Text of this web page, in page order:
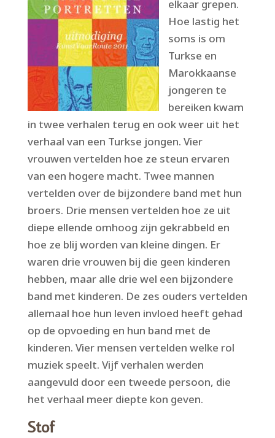
elkaar grepen.
Hoe lastig het
soms is om
Turkse en
Marokkaanse
jongeren te
bereiken kwam
in twee verhalen terug en ook weer uit het
verhaal van een Turkse jongen. Vier
vrouwen vertelden hoe ze steun ervaren
van een hogere macht. Twee mannen
vertelden over de bijzondere band met hun
broers. Drie mensen vertelden hoe ze uit
diepe ellende omhoog zijn gekrabbeld en
hoe ze blij worden van kleine dingen. Er
waren drie vrouwen bij die geen kinderen
hebben, maar alle drie wel een bijzondere
band met kinderen. De zes ouders vertelden
allemaal hoe hun leven invloed heeft gehad
op de opvoeding en hun band met de
kinderen. Vier mensen vertelden welke rol
muziek speelt. Vijf verhalen werden
aangevuld door een tweede persoon, die
het verhaal meer diepte kon geven.
Stof